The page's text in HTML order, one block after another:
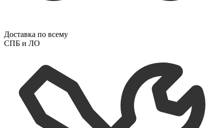
Доставка по всему
СПБ и ЛО